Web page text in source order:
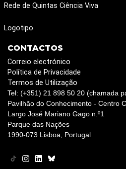
Rede de Quintas Ciência Viva
Logotipo
CONTACTOS
Correio electrónico
Política de Privacidade
Termos de Utilização
Tel: (+351) 21 898 50 20 (chamada
Pavilhão do Conhecimento - Centro
Largo José Mariano Gago n.º1
Parque das Nações
1990-073 Lisboa, Portugal